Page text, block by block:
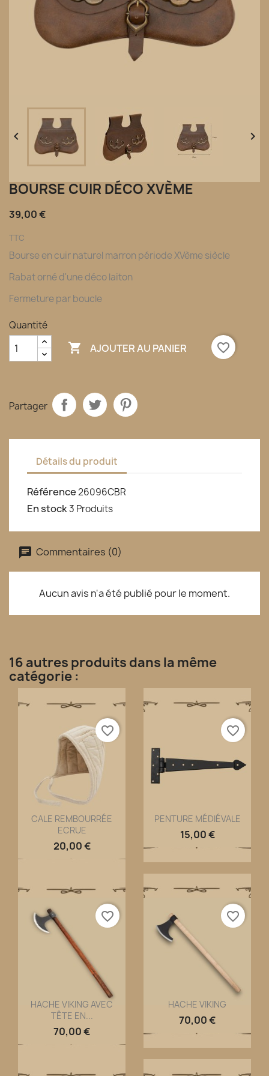
 
BOURSE CUIR DÉCO XVÈME
39,00 €
TTC
Bourse en cuir naturel marron période XVème siècle
Rabat orné d'une déco laiton
Fermeture par boucle
Quantité
 AJOUTER AU PANIER favorite_border
Partager
Détails du produit
Référence26096CBR
En stock3 Produits
Commentaires (0)
Aucun avis n'a été publié pour le moment.
16 autres produits dans la même
catégorie :
Aperçu rapide
CALE REMBOURRÉE
ECRUE
20,00 €
favorite_border
Aperçu rapide
PENTURE MÉDIÉVALE
15,00 €
favorite_border
Aperçu rapide
HACHE VIKING AVEC
TÊTE EN...
70,00 €
favorite_border
Aperçu rapide
HACHE VIKING
70,00 €
favorite_border